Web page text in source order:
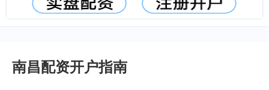
南昌配资开户指南